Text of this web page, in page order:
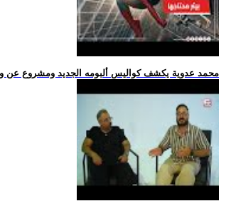
.. محمد عدوية يكشف كواليس ألبومه الجديد ومشروع عن